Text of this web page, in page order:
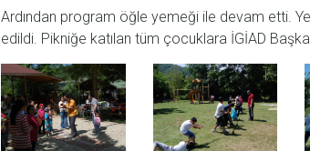
Ardından program öğle yemeği ile devam etti.
edildi. Pikniğe katılan tüm çocuklara İGİAD